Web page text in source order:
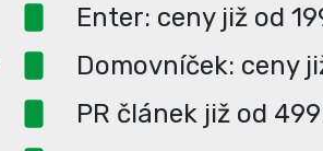
Enter: ceny již od
Domovníček: ceny
PR článek již od